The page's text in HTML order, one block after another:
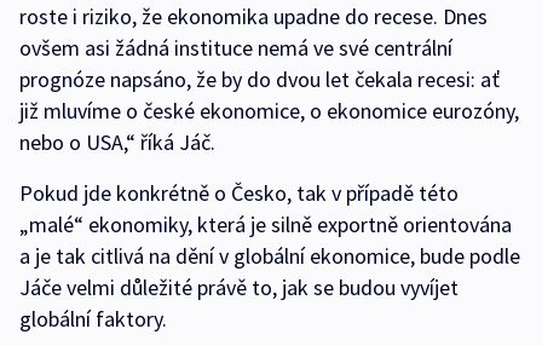
roste i riziko, že ekonomika upadne do recese. Dnes
ovšem asi žádná instituce nemá ve své centrální
prognóze napsáno, že by do dvou let čekala recesi: ať
již mluvíme o české ekonomice, o ekonomice eurozóny,
nebo o USA,“ říká Jáč.
Pokud jde konkrétně o Česko, tak v případě této
„malé“ ekonomiky, která je silně exportně orientována
a je tak citlivá na dění v globální ekonomice, bude podle
Jáče velmi důležité právě to, jak se budou vyvíjet
globální faktory.